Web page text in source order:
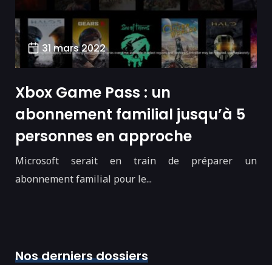
31 mars 2022
Xbox Game Pass : un
abonnement familial jusqu’à 5
personnes en approche
Microsoft serait en train de préparer un
abonnement familial pour le...
Nos derniers dossiers